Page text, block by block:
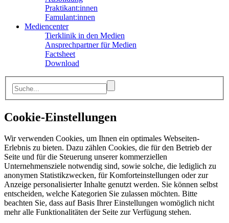
Praktikant:innen
Famulant:innen
Mediencenter
Tierklinik in den Medien
Ansprechpartner für Medien
Factsheet
Download
Cookie-Einstellungen
Wir verwenden Cookies, um Ihnen ein optimales Webseiten-
Erlebnis zu bieten. Dazu zählen Cookies, die für den Betrieb der
Seite und für die Steuerung unserer kommerziellen
Unternehmensziele notwendig sind, sowie solche, die lediglich zu
anonymen Statistikzwecken, für Komforteinstellungen oder zur
Anzeige personalisierter Inhalte genutzt werden. Sie können selbst
entscheiden, welche Kategorien Sie zulassen möchten. Bitte
beachten Sie, dass auf Basis Ihrer Einstellungen womöglich nicht
mehr alle Funktionalitäten der Seite zur Verfügung stehen.